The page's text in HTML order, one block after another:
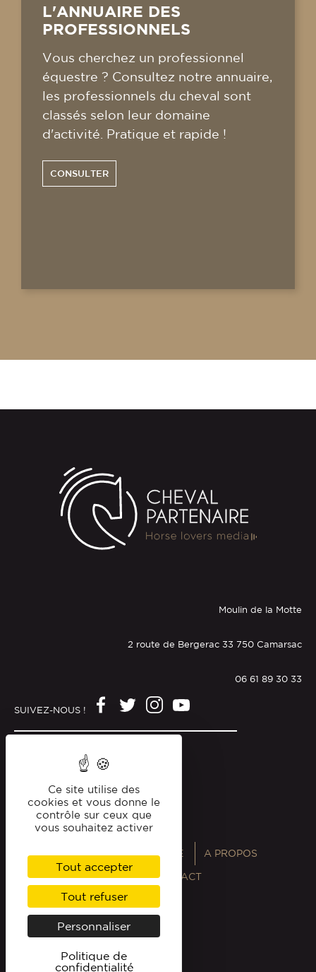
L'ANNUAIRE DES
PROFESSIONNELS
Vous cherchez un professionnel
équestre ? Consultez notre annuaire,
les professionnels du cheval sont
classés selon leur domaine
d'activité. Pratique et rapide !
CONSULTER
Moulin de la Motte
2 route de Bergerac 33 750 Camarsac
06 61 89 30 33
SUIVEZ-NOUS !
Politique de confidentialité
ANNUAIRES MAGAZINE A PROPOS
PROFESSIONNELS CONTACT
Ce site utilise des
cookies et vous donne le
contrôle sur ceux que
vous souhaitez activer
Tout accepter
Tout refuser
Personnaliser
Politique de
confidentialité